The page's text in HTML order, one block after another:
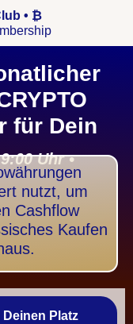
• ₿
für Dein
Uhr •
nutzt, um
Cashflow
Kaufen
Deinen Platz